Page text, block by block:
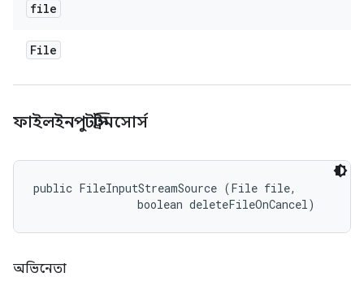
file
File
ফাইলইনপুটস্ট্রিমসোর্স
public FileInputStreamSource (File file,
                boolean deleteFileOnCancel)
অভিনেতা